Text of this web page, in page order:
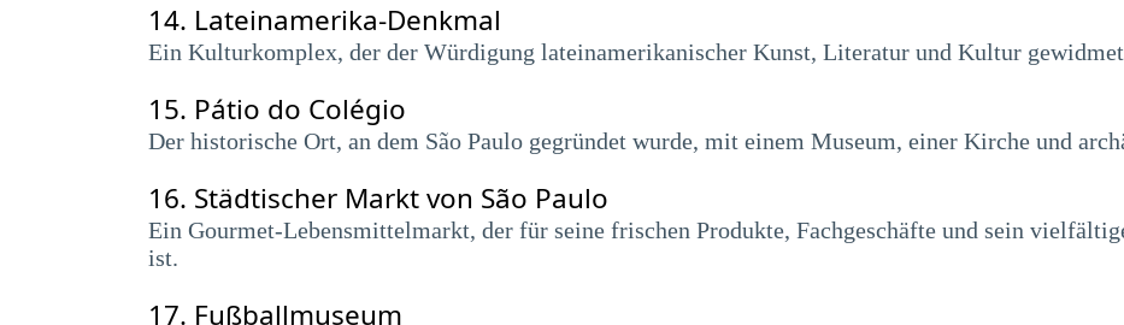
14. Lateinamerika-Denkmal
Ein Kulturkomplex, der der Würdigung lateinamerikanischer Kunst, Literatur und Kultur
15. Pátio do Colégio
Der historische Ort, an dem São Paulo gegründet wurde, mit einem Museum, einer Kirche und
16. Städtischer Markt von São Paulo
Ein Gourmet-Lebensmittelmarkt, der für seine frischen Produkte, Fachgeschäfte und sein
ist.
17. Fußballmuseum